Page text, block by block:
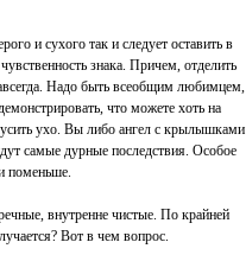
и сухого так и следует оставить в
знака. Причем, отделить
Надо быть всеобщим любимцем,
что можете хоть на
ухо. Вы либо ангел с крылышками
самые дурные последствия. Особое
поменьше.
внутренне чистые. По крайней
Вот в чем вопрос.